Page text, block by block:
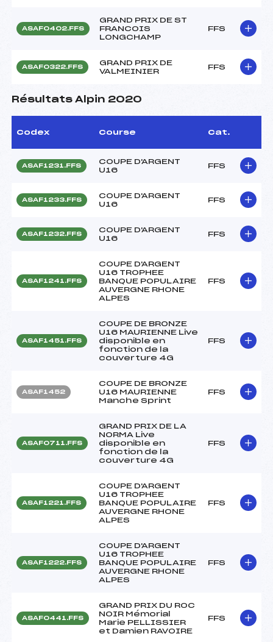
ASAF0402.FFS
GRAND PRIX DE ST
FRANCOIS
LONGCHAMP
FFS
ASAF0322.FFS
GRAND PRIX DE
VALMEINIER
FFS
Résultats Alpin 2020
Codex Course Cat.
ASAF1231.FFS
COUPE D'ARGENT
U16
FFS
ASAF1233.FFS
COUPE D'ARGENT
U16
FFS
ASAF1232.FFS
COUPE D'ARGENT
U16
FFS
ASAF1241.FFS
COUPE D'ARGENT
U16 TROPHEE
BANQUE POPULAIRE
AUVERGNE RHONE
ALPES
FFS
ASAF1451.FFS
COUPE DE BRONZE
U16 MAURIENNE Live
disponible en
fonction de la
couverture 4G
FFS
ASAF1452
COUPE DE BRONZE
U16 MAURIENNE
Manche Sprint
FFS
ASAF0711.FFS
GRAND PRIX DE LA
NORMA Live
disponible en
fonction de la
couverture 4G
FFS
ASAF1221.FFS
COUPE D'ARGENT
U16 TROPHEE
BANQUE POPULAIRE
AUVERGNE RHONE
ALPES
FFS
ASAF1222.FFS
COUPE D'ARGENT
U16 TROPHEE
BANQUE POPULAIRE
AUVERGNE RHONE
ALPES
FFS
ASAF0441.FFS
GRAND PRIX DU ROC
NOIR Mémorial
Marie PELLISSIER
et Damien RAVOIRE
FFS